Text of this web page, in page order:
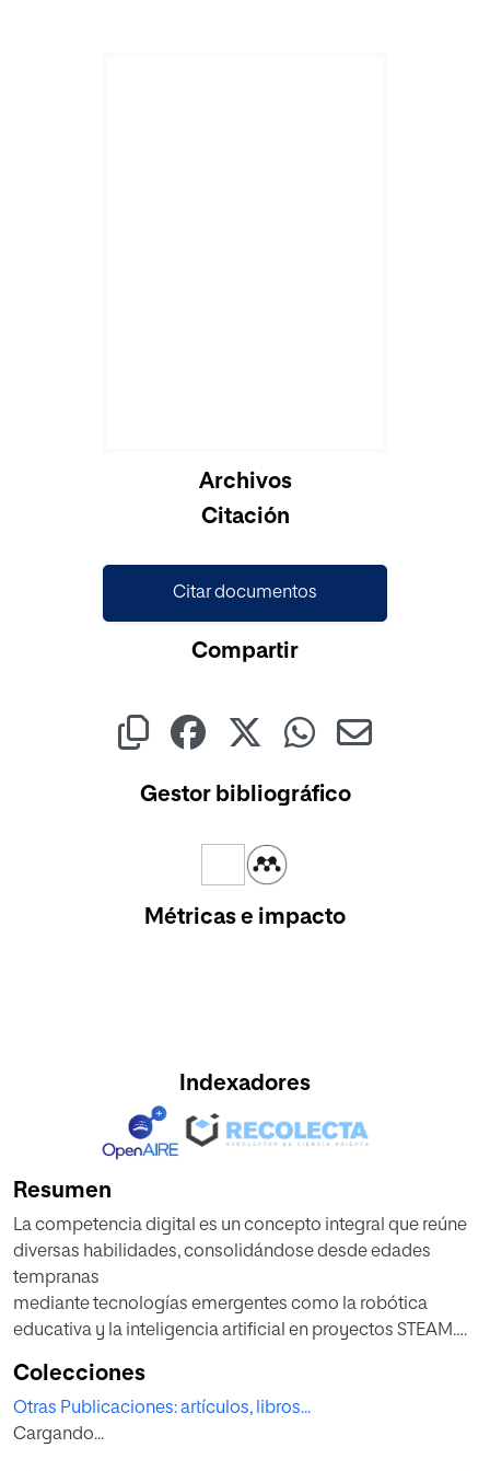
Archivos
Citación
Citar documentos
Compartir
Gestor bibliográfico
Métricas e impacto
Indexadores
Resumen
La competencia digital es un concepto integral que reúne
diversas habilidades, consolidándose desde edades
tempranas
mediante tecnologías emergentes como la robótica
educativa y la inteligencia artificial en proyectos STEAM.
mediante comunicación estratégica y el uso de
plataformas educativas y mediáticas, que actúan como
fuentes formativas,
Colecciones
Otras Publicaciones: artículos, libros...
Cargando...